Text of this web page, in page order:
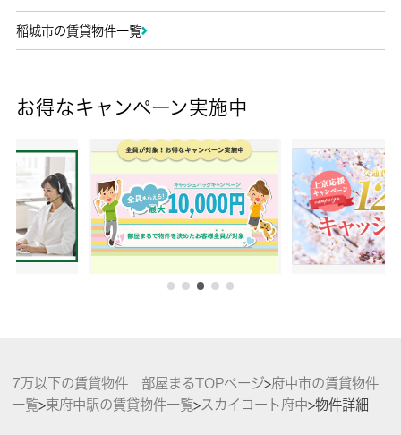
稲城市の賃貸物件一覧
お得なキャンペーン実施中
7万以下の賃貸物件 部屋まるTOPページ>府中市の賃貸物件
一覧>東府中駅の賃貸物件一覧>スカイコート府中>物件詳細